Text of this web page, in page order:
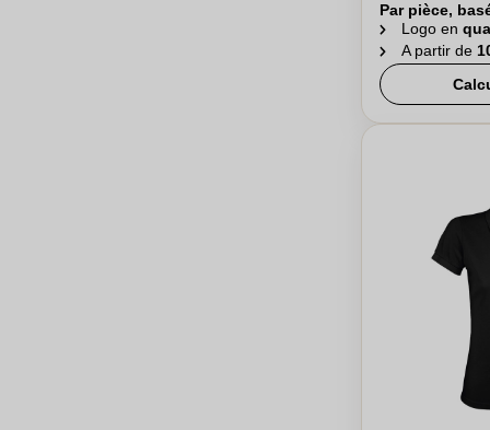
Par pièce,
Logo en
A partir de